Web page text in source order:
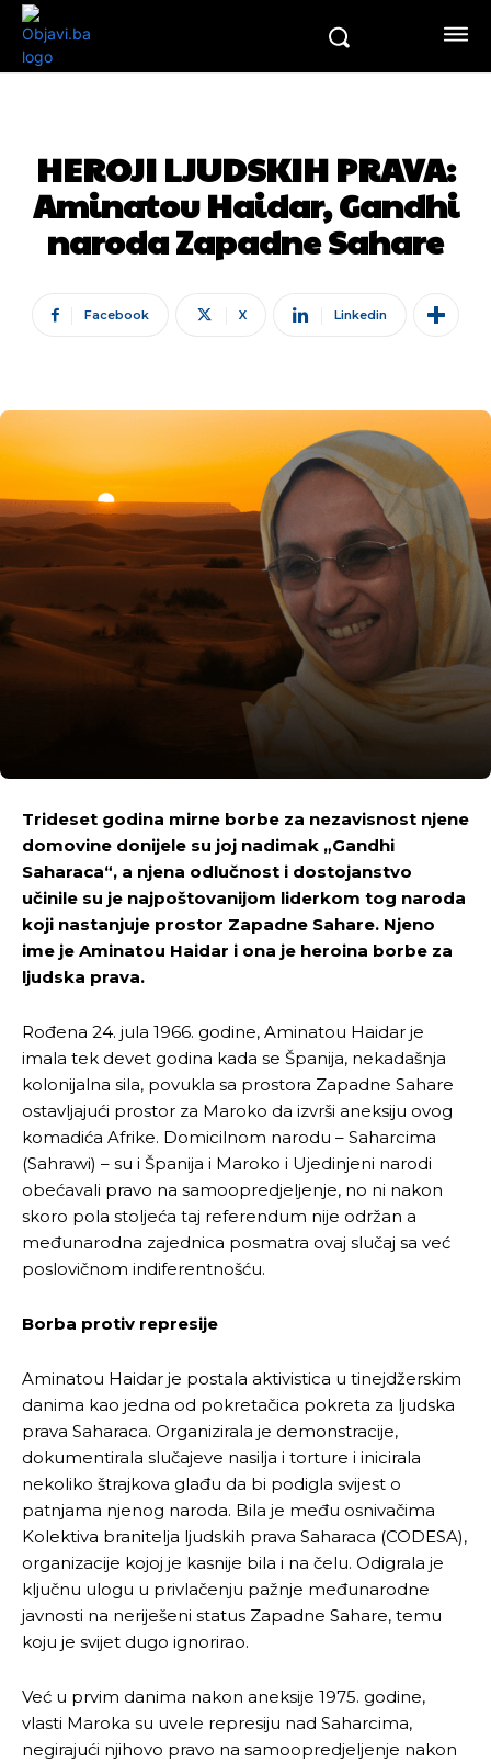
HEROJI LJUDSKIH PRAVA:
Aminatou Haidar, Gandhi
naroda Zapadne Sahare
Facebook X Linkedin
Trideset godina mirne borbe za nezavisnost njene
domovine donijele su joj nadimak „Gandhi
Saharaca“, a njena odlučnost i dostojanstvo
učinile su je najpoštovanijom liderkom tog naroda
koji nastanjuje prostor Zapadne Sahare. Njeno
ime je Aminatou Haidar i ona je heroina borbe za
ljudska prava.
Rođena 24. jula 1966. godine, Aminatou Haidar je
imala tek devet godina kada se Španija, nekadašnja
kolonijalna sila, povukla sa prostora Zapadne Sahare
ostavljajući prostor za Maroko da izvrši aneksiju ovog
komadića Afrike. Domicilnom narodu – Saharcima
(Sahrawi) – su i Španija i Maroko i Ujedinjeni narodi
obećavali pravo na samoopredjeljenje, no ni nakon
skoro pola stoljeća taj referendum nije održan a
međunarodna zajednica posmatra ovaj slučaj sa već
poslovičnom indiferentnošću.
Borba protiv represije
Aminatou Haidar je postala aktivistica u tinejdžerskim
danima kao jedna od pokretačica pokreta za ljudska
prava Saharaca. Organizirala je demonstracije,
dokumentirala slučajeve nasilja i torture i inicirala
nekoliko štrajkova glađu da bi podigla svijest o
patnjama njenog naroda. Bila je među osnivačima
Kolektiva branitelja ljudskih prava Saharaca (CODESA),
organizacije kojoj je kasnije bila i na čelu. Odigrala je
ključnu ulogu u privlačenju pažnje međunarodne
javnosti na neriješeni status Zapadne Sahare, temu
koju je svijet dugo ignorirao.
Već u prvim danima nakon aneksije 1975. godine,
vlasti Maroka su uvele represiju nad Saharcima,
negirajući njihovo pravo na samoopredjeljenje nakon